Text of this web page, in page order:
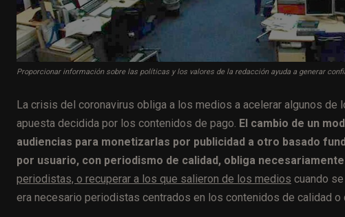
Proporcionar información sobre las políticas y los valores de la redacción ayuda a generar
La crisis del coronavirus obliga a los medios a acelerar algunos
apuesta decidida por los contenidos de pago. El cambio de un
audiencias para monetizarlas por publicidad a otro basado
por usuario, con periodismo de calidad, obliga
periodistas, o recuperar a los que salieron de los medios cuando
era necesario periodistas centrados en los contenidos de calidad